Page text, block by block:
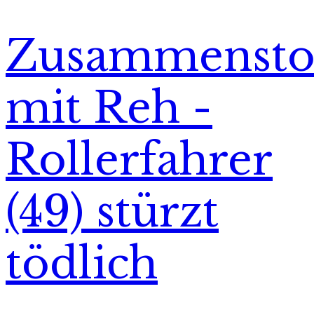
mit Reh -
Rollerfahrer
(49) stürzt
tödlich